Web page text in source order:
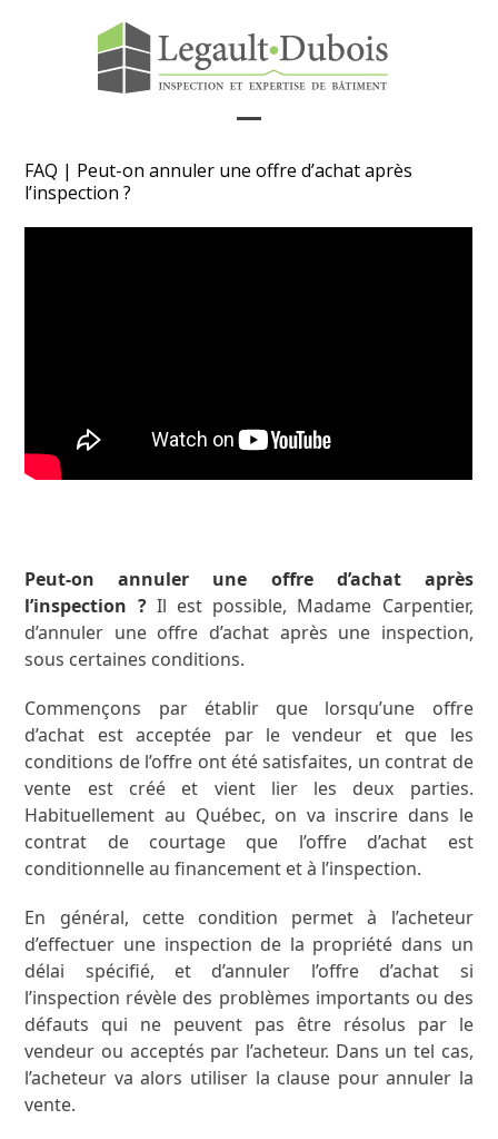
mobile
mobile
FAQ | Peut-on annuler une offre d’achat après
l’inspection ?
Peut-on annuler une offre d’achat après
l’inspection ? Il est possible, Madame Carpentier,
d’annuler une offre d’achat après une inspection,
sous certaines conditions.
Commençons par établir que lorsqu’une offre
d’achat est acceptée par le vendeur et que les
conditions de l’offre ont été satisfaites, un contrat de
vente est créé et vient lier les deux parties.
Habituellement au Québec, on va inscrire dans le
contrat de courtage que l’offre d’achat est
conditionnelle au financement et à l’inspection.
En général, cette condition permet à l’acheteur
d’effectuer une inspection de la propriété dans un
délai spécifié, et d’annuler l’offre d’achat si
l’inspection révèle des problèmes importants ou des
défauts qui ne peuvent pas être résolus par le
vendeur ou acceptés par l’acheteur. Dans un tel cas,
l’acheteur va alors utiliser la clause pour annuler la
vente.